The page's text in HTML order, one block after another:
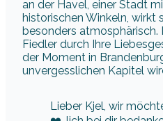
an der Havel, einer Stadt
historischen Winkeln, wirkt
besonders atmosphärisch.
Fiedler durch Ihre
der Moment in
unvergesslichen Kapitel
Lieber Kjel, wir